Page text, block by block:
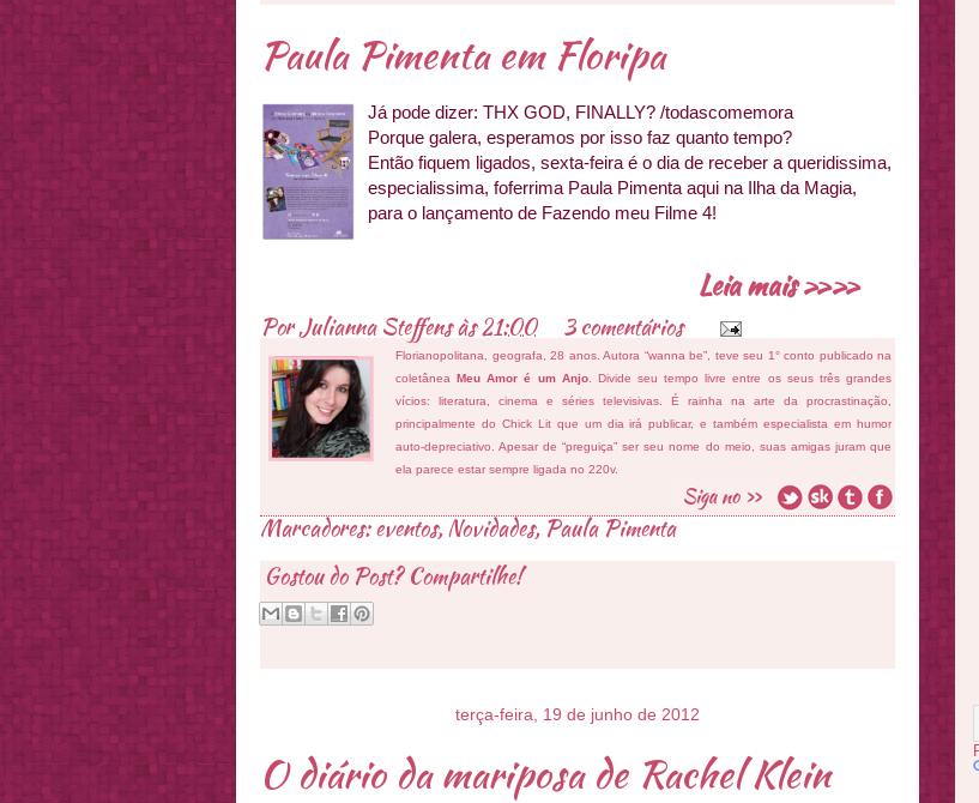
Paula Pimenta em Floripa
Já pode dizer: THX GOD, FINALLY? /todascomemora
Porque galera, esperamos por isso faz quanto tempo?
Então fiquem ligados, sexta-feira é o dia de receber a queridissima,
especialissima, foferrima Paula Pimenta aqui na Ilha da Magia,
para o lançamento de Fazendo meu Filme 4!
Leia mais »»
PorJulianna Steffensàs21:00 3 comentários
Florianopolitana, geografa, 28 anos. Autora “wanna be”, teve seu 1° conto publicado na
coletâneaMeu Amor é um Anjo. Divide seu tempo livre entre os seus três grandes
vícios: literatura, cinema e séries televisivas. É rainha na arte da procrastinação,
principalmente do Chick Lit que um dia irá publicar, e também especialista em humor
auto-depreciativo. Apesar de “preguiça” ser seu nome do meio, suas amigas juram que
ela parece estar sempre ligada no 220v.
Marcadores:eventos,Novidades, Paula Pimenta
Gostou do Post? Compartilhe!
terça-feira, 19 de junho de 2012
O diário da mariposa de Rachel Klein